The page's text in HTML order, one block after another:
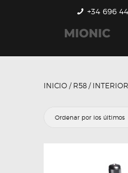
+34 696
INICIO / R58 / INTERIOR